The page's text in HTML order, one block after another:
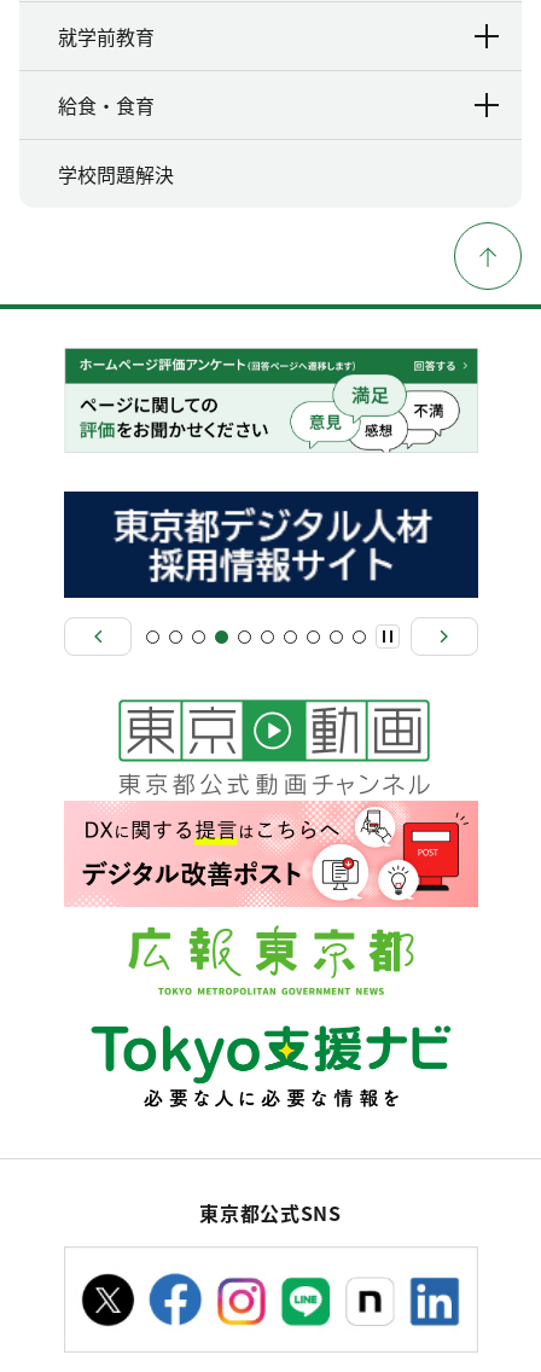
就学前教育
給食・食育
学校問題解決
東京都公式SNS